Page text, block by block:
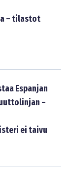
– tilastot
Espanjan
–
ei taivu